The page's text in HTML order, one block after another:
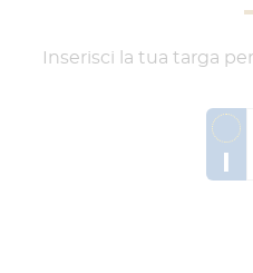
Inserisci la tua targa